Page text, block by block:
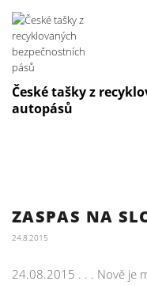
České tašky z
autopásů
ZASPAS NA
24.8.2015
24.08.2015 . . . Nově je